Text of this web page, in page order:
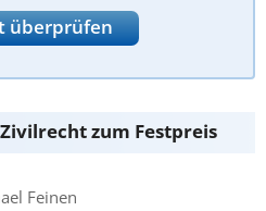
überprüfen
zum Festpreis
Feinen